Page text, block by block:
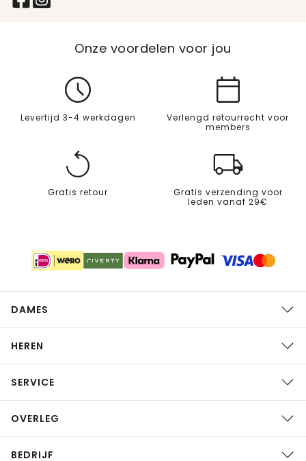
Onze voordelen voor jou
Levertijd 3-4 werkdagen
Verlengd retourrecht voor
members
Gratis retour
Gratis verzending voor
leden vanaf 29€
DAMES
HEREN
SERVICE
OVERLEG
BEDRIJF